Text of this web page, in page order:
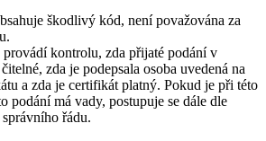
škodlivý kód, není považována za
kontrolu, zda přijaté podání v
zda je podepsala osoba uvedená na
a zda je certifikát platný. Pokud je při této
podání má vady, postupuje se dále dle
řádu.